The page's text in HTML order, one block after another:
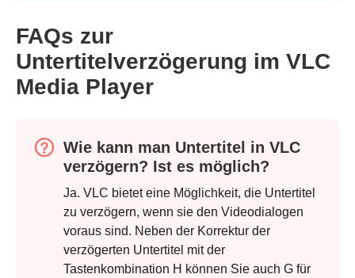
Schritt 3.
FAQs zur
Untertitelverzögerung im VLC
Media Player
Wie kann man Untertitel in VLC
verzögern? Ist es möglich?
Ja. VLC bietet eine Möglichkeit, die Untertitel
zu verzögern, wenn sie den Videodialogen
voraus sind. Neben der Korrektur der
verzögerten Untertitel mit der
Tastenkombination H können Sie auch G für